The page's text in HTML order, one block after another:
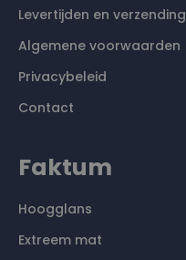
Levertijden en verzending
Algemene voorwaarden
Privacybeleid
Contact
Faktum
Hoogglans
Extreem mat